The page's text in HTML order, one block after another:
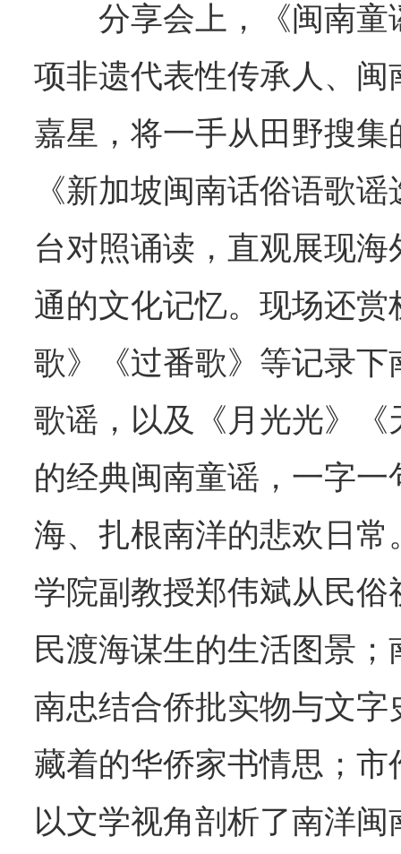
分享会上，《闽南
项非遗代表性传承人、
嘉星，将一手从田野搜
《新加坡闽南话俗语歌
台对照诵读，直观展现
通的文化记忆。现场还
歌》《过番歌》等记录
歌谣，以及《月光光》
的经典闽南童谣，一字
海、扎根南洋的悲欢日
学院副教授郑伟斌从民
民渡海谋生的生活图景
南忠结合侨批实物与文
藏着的华侨家书情思；
以文学视角剖析了南洋